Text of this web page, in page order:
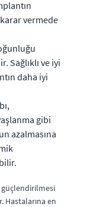
vermede
Sağlıklı ve iyi
daha iyi
gibi
azalmasına
Hastalarına en